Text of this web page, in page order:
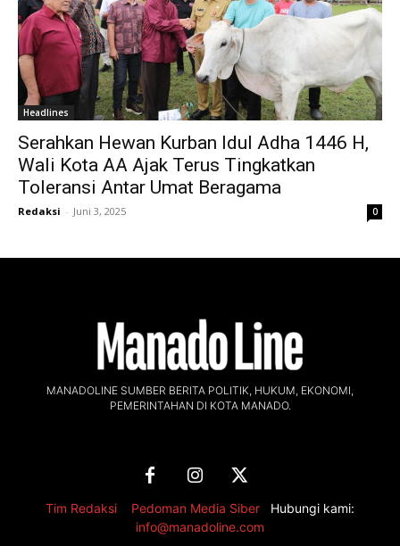
Headlines
Serahkan Hewan Kurban Idul Adha 1446 H,
Wali Kota AA Ajak Terus Tingkatkan
Toleransi Antar Umat Beragama
Redaksi - Juni 3, 2025 0
MANADOLINE SUMBER BERITA POLITIK, HUKUM, EKONOMI,
PEMERINTAHAN DI KOTA MANADO.
Tim Redaksi Pedoman Media Siber
Hubungi kami:
info@manadoline.com